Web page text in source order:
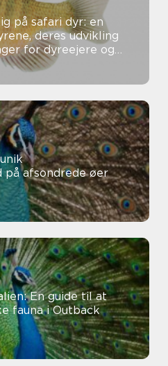
på safari dyr: en
deres udvikling
for dyreejere og
på afsondrede øer
En guide til at
fauna i Outback